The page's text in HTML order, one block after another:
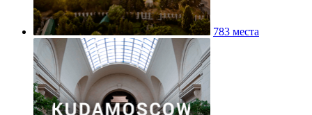
783 места